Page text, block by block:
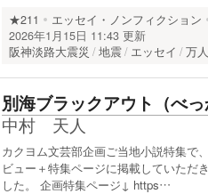
★211 エッセイ・ノンフィクション
2026年1月15日 11:43 更新
阪神淡路大震災
地震 エッセイ 万
別海ブラックアウト（べっ
中村 天人
カクヨム文芸部企画ご当地小説特集で
ビュー＋特集ページに掲載していただ
した。 企画特集ページ↓ https…